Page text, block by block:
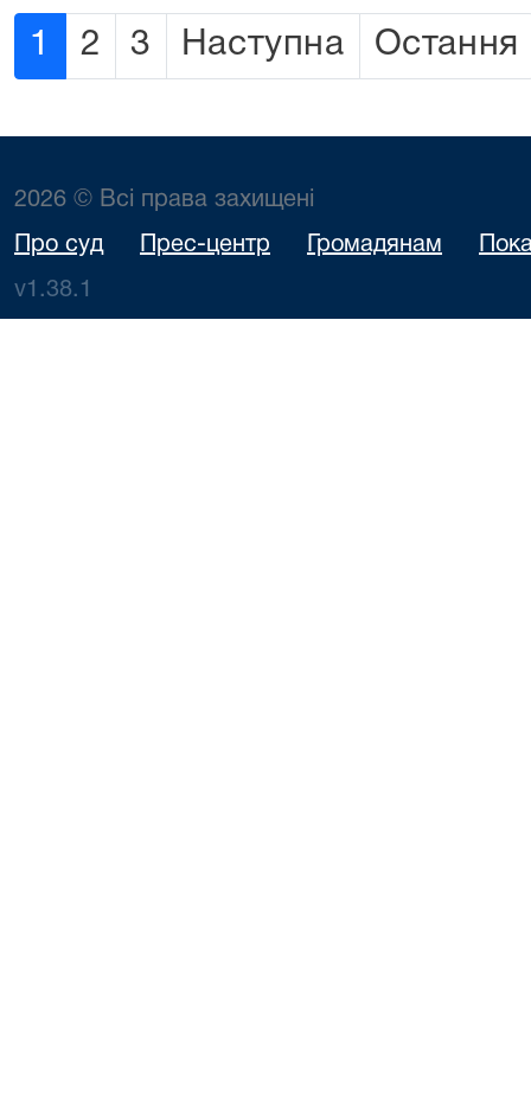
1 2 3 Наступна Остання
2026 © Всі права захищені
Про суд Прес-центр Громадянам
v1.38.1